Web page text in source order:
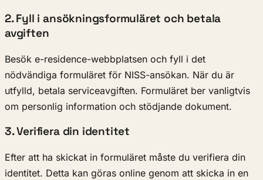
2. Fyll i ansökningsformuläret och betala
avgiften
Besök e-residence-webbplatsen och fyll i det
nödvändiga formuläret för NISS-ansökan. När du är
utfylld, betala serviceavgiften. Formuläret ber vanligtvis
om personlig information och stödjande dokument.
3. Verifiera din identitet
Efter att ha skickat in formuläret måste du verifiera din
identitet. Detta kan göras online genom att skicka in en